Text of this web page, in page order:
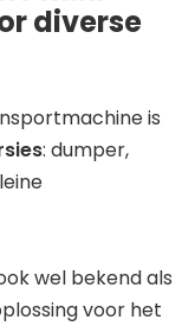
diverse
is
: dumper,
wel bekend als
voor het